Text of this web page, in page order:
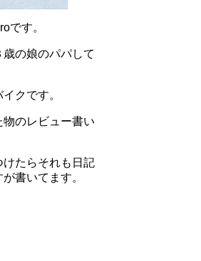
です。
歳の娘のパパして
クです。
のレビュー書い
たらそれも日記
書いてます。